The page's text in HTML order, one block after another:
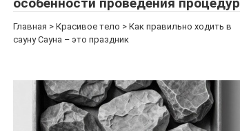
Главная > Красивое тело > Как правильно ходить в
сауну Сауна – это праздник